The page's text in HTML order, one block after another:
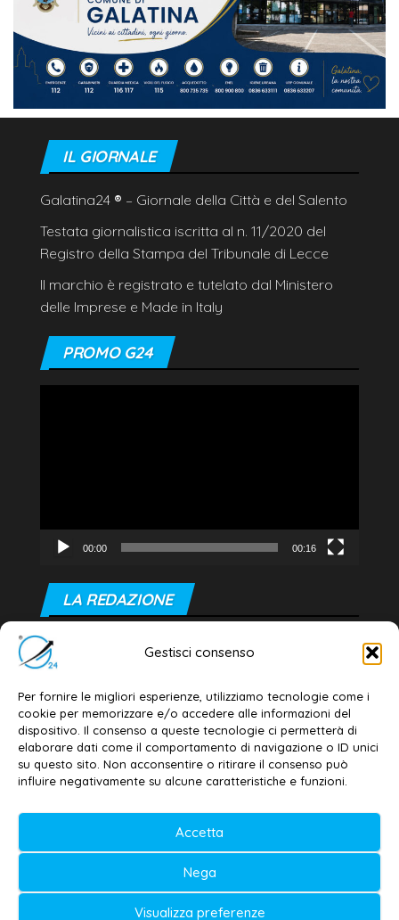
Gestisci consenso
Per fornire le migliori esperienze, utilizziamo tecnologie come i
cookie per memorizzare e/o accedere alle informazioni del
dispositivo. Il consenso a queste tecnologie ci permetterà di
elaborare dati come il comportamento di navigazione o ID unici
su questo sito. Non acconsentire o ritirare il consenso può
influire negativamente su alcune caratteristiche e funzioni.
Accetta
Nega
Visualizza preferenze
IL GIORNALE
Galatina24 ® – Giornale della Città e del Salento
Testata giornalistica iscritta al n. 11/2020 del
Registro della Stampa del Tribunale di Lecce
Il marchio è registrato e tutelato dal Ministero
delle Imprese e Made in Italy
PROMO G24
00:00 00:16
LA REDAZIONE
Editore e direttore responsabile:
Dott. Daniele G. Masciullo
Email: redazione@galatina24.it
Contatti –Disclaimer
Privacy policy –Cookie policy
Testata iscritta al n. 11/2020 Registro della
Stampa Tribunale di Lecce
Editore e direttore responsabile: